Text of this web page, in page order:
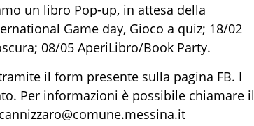
un libro Pop-up, in attesa della
Game day, Gioco a quiz; 18/02
08/05 AperiLibro/Book Party.
il form presente sulla pagina FB. I
Per informazioni è possibile chiamare il